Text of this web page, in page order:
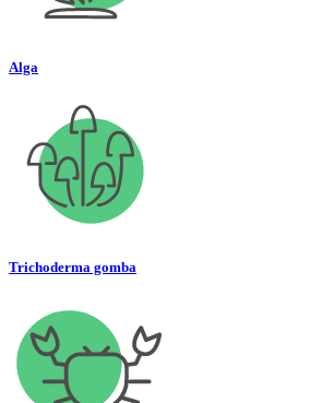
Alga
Trichoderma gomba